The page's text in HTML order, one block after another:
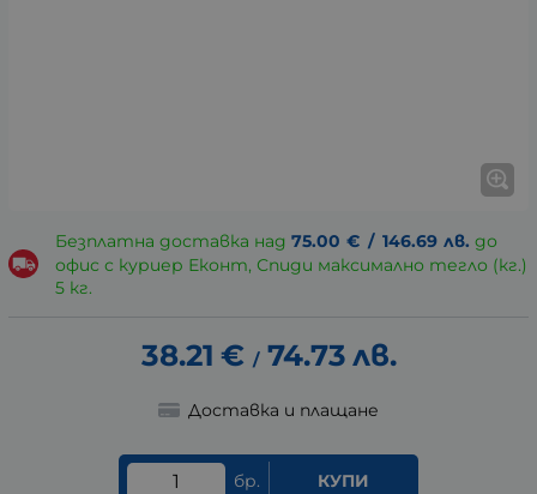
Безплатна доставка над 75.00 € / 146.69 лв. до
офис с куриер Еконт, Спиди максимално тегло (кг.)
5 кг.
38.21 € / 74.73 лв.
Доставка и плащане
бр. КУПИ